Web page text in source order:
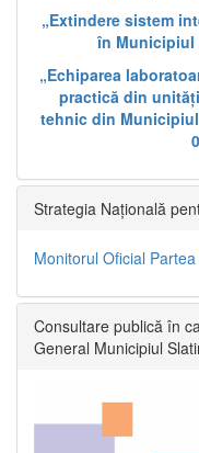
„Extindere sistem
în Municipiul
„Echiparea
practică din
tehnic din Municipiul
Strategia Națională
Monitorul Oficial
Consultare publică în
General Municipiul